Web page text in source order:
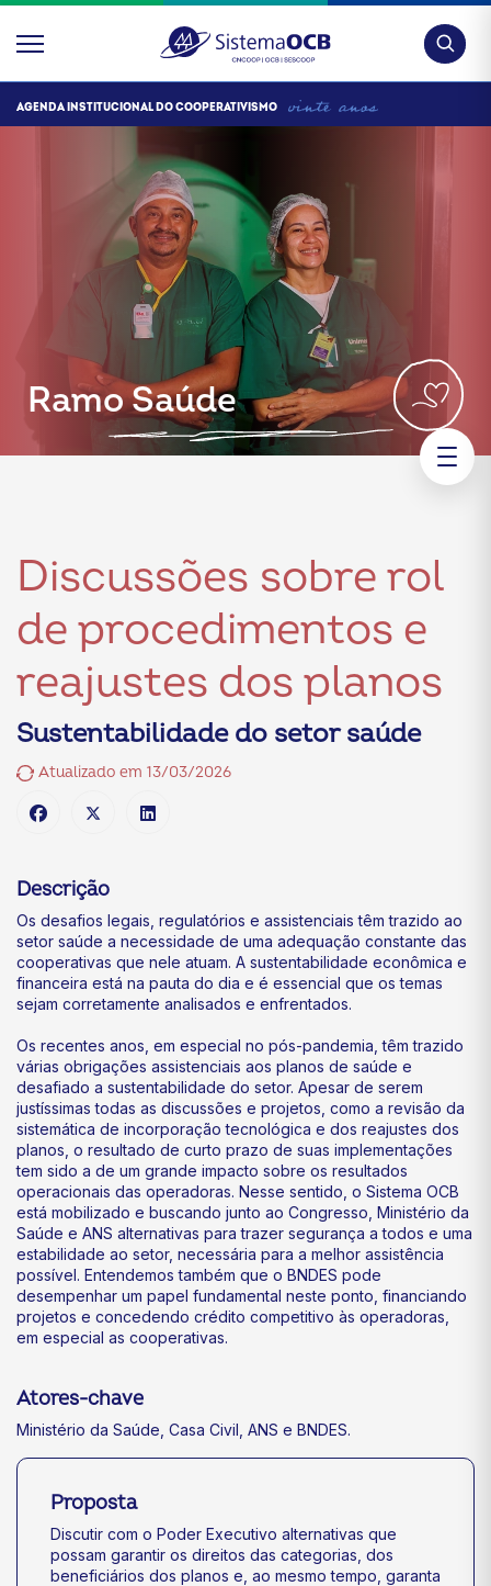
AGENDA INSTITUCIONAL DO COOPERATIVISMO
Ramo Saúde
Discussões sobre rol
de procedimentos e
reajustes dos planos
Sustentabilidade do setor saúde
Atualizado em 13/03/2026
Descrição
Os desafios legais, regulatórios e assistenciais têm trazido ao
setor saúde a necessidade de uma adequação constante das
cooperativas que nele atuam. A sustentabilidade econômica e
financeira está na pauta do dia e é essencial que os temas
sejam corretamente analisados e enfrentados.
Os recentes anos, em especial no pós-pandemia, têm trazido
várias obrigações assistenciais aos planos de saúde e
desafiado a sustentabilidade do setor. Apesar de serem
justíssimas todas as discussões e projetos, como a revisão da
sistemática de incorporação tecnológica e dos reajustes dos
planos, o resultado de curto prazo de suas implementações
tem sido a de um grande impacto sobre os resultados
operacionais das operadoras. Nesse sentido, o Sistema OCB
está mobilizado e buscando junto ao Congresso, Ministério da
Saúde e ANS alternativas para trazer segurança a todos e uma
estabilidade ao setor, necessária para a melhor assistência
possível. Entendemos também que o BNDES pode
desempenhar um papel fundamental neste ponto, financiando
projetos e concedendo crédito competitivo às operadoras,
em especial as cooperativas.
Atores-chave
Ministério da Saúde, Casa Civil, ANS e BNDES.
Proposta
Discutir com o Poder Executivo alternativas que
possam garantir os direitos das categorias, dos
beneficiários dos planos e, ao mesmo tempo, garanta